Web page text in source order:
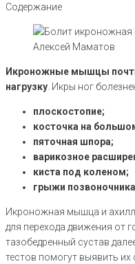
Содержание
Алексей Маматов
Икроножные мышцы
нагрузку . Икры ног
плоскостопие;
косточка на
пяточная шпора;
варикозное
киста под коленом;
грыжи
Икроножная мышца и
для перехода движения от
тазобедренный сустав
тестов помогут выявить их